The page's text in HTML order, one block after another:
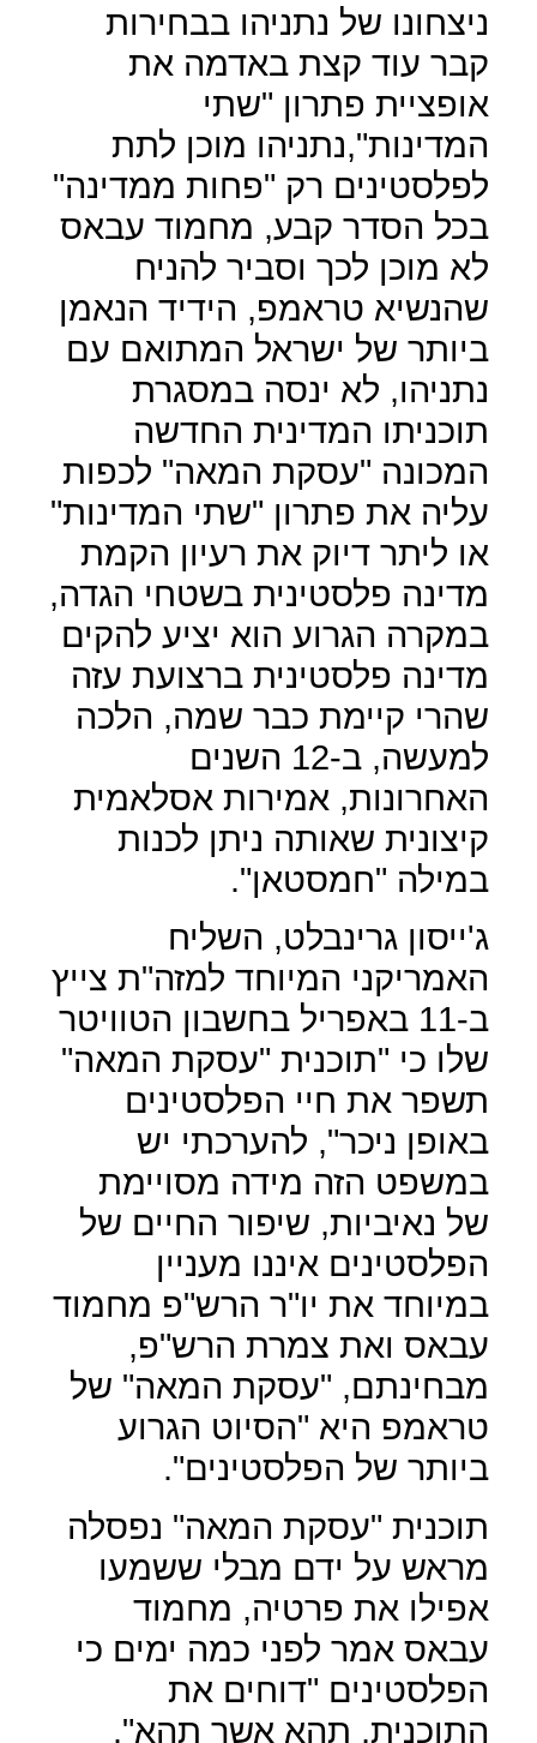
ניצחונו של נתניהו בבחירות
קבר עוד קצת באדמה את
אופציית פתרון "שתי
המדינות",נתניהו מוכן לתת
לפלסטינים רק "פחות ממדינה"
בכל הסדר קבע, מחמוד עבאס
לא מוכן לכך וסביר להניח
שהנשיא טראמפ, הידיד הנאמן
ביותר של ישראל המתואם עם
נתניהו, לא ינסה במסגרת
תוכניתו המדינית החדשה
המכונה "עסקת המאה" לכפות
עליה את פתרון "שתי המדינות"
או ליתר דיוק את רעיון הקמת
מדינה פלסטינית בשטחי הגדה,
במקרה הגרוע הוא יציע להקים
מדינה פלסטינית ברצועת עזה
שהרי קיימת כבר שמה, הלכה
למעשה, ב-12 השנים
האחרונות, אמירות אסלאמית
קיצונית שאותה ניתן לכנות
במילה "חמסטאן".
ג'ייסון גרינבלט, השליח
האמריקני המיוחד למזה"ת צייץ
ב-11 באפריל בחשבון הטוויטר
שלו כי "תוכנית "עסקת המאה"
תשפר את חיי הפלסטינים
באופן ניכר", להערכתי יש
במשפט הזה מידה מסויימת
של נאיביות, שיפור החיים של
הפלסטינים איננו מעניין
במיוחד את יו"ר הרש"פ מחמוד
עבאס ואת צמרת הרש"פ,
מבחינתם, "עסקת המאה" של
טראמפ היא "הסיוט הגרוע
ביותר של הפלסטינים".
תוכנית "עסקת המאה" נפסלה
מראש על ידם מבלי ששמעו
אפילו את פרטיה, מחמוד
עבאס אמר לפני כמה ימים כי
הפלסטינים "דוחים את
התוכנית, תהא אשר תהא".